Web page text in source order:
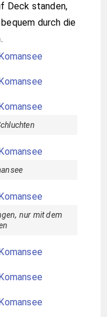
Deck standen,
durch die
nur mit dem